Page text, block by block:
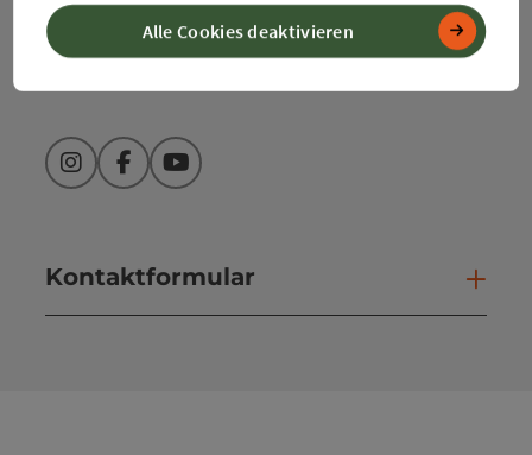
info@360alpenland.com
InstagramFacebookYouTube
Kontaktformular
Alle Cookies deaktivieren